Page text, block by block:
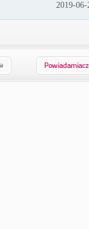
2019-06-